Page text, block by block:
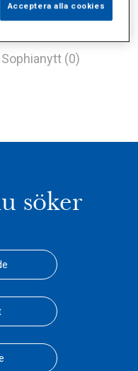
Sophianytt (0)
söker
Acceptera alla cookies